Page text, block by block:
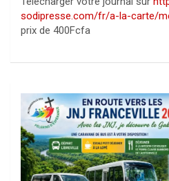
sodipresse.com/fr/a-la-carte/
prix de 400Fcfa